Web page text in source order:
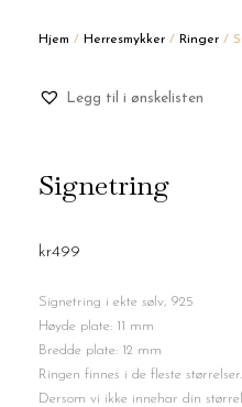
Hjem / Herresmykker / Ringer /
Legg til i ønskelisten
Signetring
kr499
Signetring i ekte sølv, 925
Høyde plate: 11 mm
Bredde plate: 12 mm
Ringen finnes i de fleste størrelser.
Dersom vi ikke innehar din